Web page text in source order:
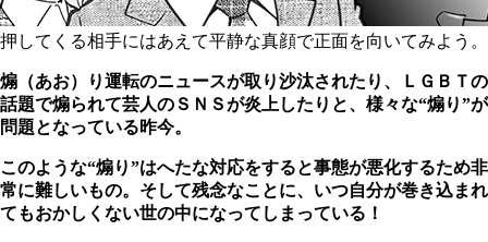
押してくる相手にはあえて平静な真顔で正面を向いてみよう。
煽（あお）り運転のニュースが取り沙汰されたり、ＬＧＢＴの
話題で煽られて芸人のＳＮＳが炎上したりと、様々な“煽り”が
問題となっている昨今。
このような“煽り”はへたな対応をすると事態が悪化するため非
常に難しいもの。そして残念なことに、いつ自分が巻き込まれ
てもおかしくない世の中になってしまっている！